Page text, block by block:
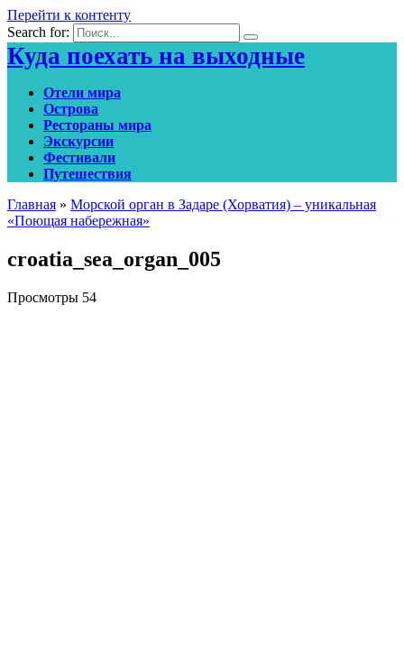
Перейти к контенту
Search for:
Куда поехать на выходные
Отели мира
Острова
Рестораны мира
Экскурсии
Фестивали
Путешествия
Главная » Морской орган в Задаре (Хорватия) – уникальная
«Поющая набережная»
croatia_sea_organ_005
Просмотры 54